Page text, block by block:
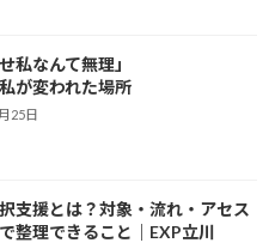
私なんて無理」
が変われた場所
25日
支援とは？対象・流れ・アセス
整理できること｜EXP立川